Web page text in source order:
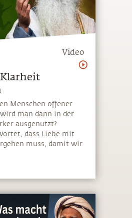
Video
Menschen offener
man dann in der
ausgenutzt?
dass Liebe mit
muss, damit wir